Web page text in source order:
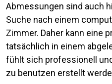
Abmessungen sind auch
Suche nach einem
Zimmer. Daher kann eine
tatsächlich in einem
fühlt sich professionell
zu benutzen erstellt